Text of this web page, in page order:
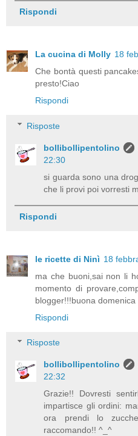
Rispondi
La cucina di Molly 18
Che bontà questi
presto!Ciao
Rispondi
Risposte
bollibollipentolino
22:30
si guarda sono una
che li provi poi vorresti
Rispondi
le ricette di Ninì 18
ma che buoni,sai non li
momento di
blogger!!!buona domenica
Rispondi
Risposte
bollibollipentolino
22:32
Grazie!! Dovresti
impartisce gli ordini:
ora prendi lo
raccomando!! ^_^